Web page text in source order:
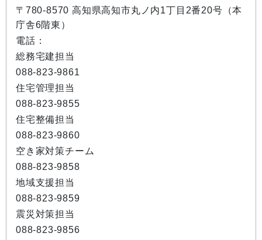
〒780-8570 高知県高知市丸ノ内1丁目2番20号（本
庁舎6階東）
電話：
総務宅建担当
088-823-9861
住宅管理担当
088-823-9855
住宅整備担当
088-823-9860
空き家対策チーム
088-823-9858
地域支援担当
088-823-9859
震災対策担当
088-823-9856